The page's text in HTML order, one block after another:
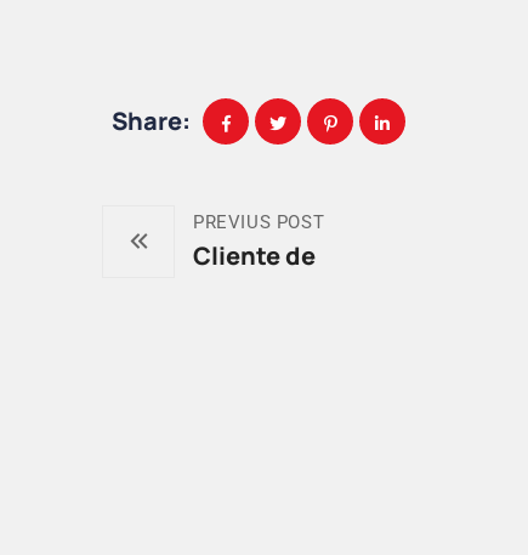
Share:
PREVIUS POST
Cliente de